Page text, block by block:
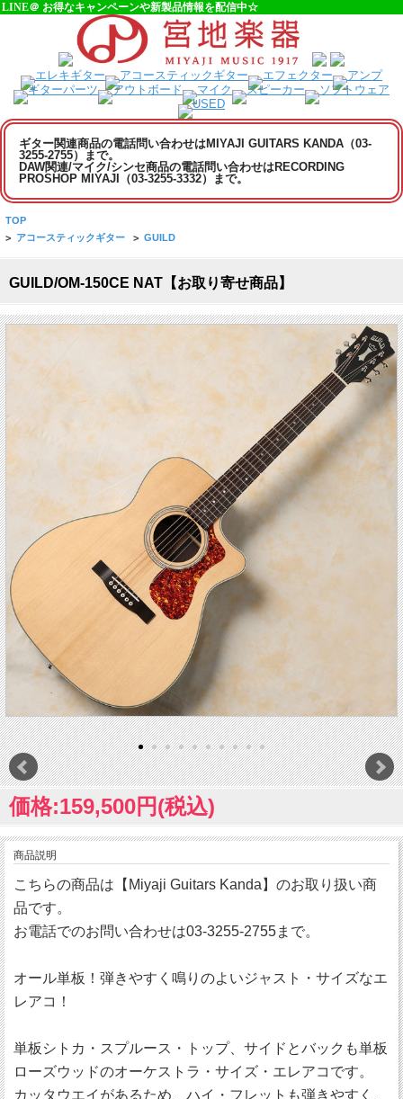
LINE＠ お得なキャンペーンや新製品情報を配信中☆
ギター関連商品の電話問い合わせはMIYAJI GUITARS KANDA（03-
3255-2755）まで。
DAW関連/マイク/シンセ商品の電話問い合わせはRECORDING
PROSHOP MIYAJI（03-3255-3332）まで。
TOP
> アコースティックギター > GUILD
GUILD/OM-150CE NAT【お取り寄せ商品】
価格:159,500円(税込)
商品説明
こちらの商品は【Miyaji Guitars Kanda】のお取り扱い商
品です。
お電話でのお問い合わせは03-3255-2755まで。
オール単板！弾きやすく鳴りのよいジャスト・サイズなエ
レアコ！
単板シトカ・スプルース・トップ、サイドとバックも単板
ローズウッドのオーケストラ・サイズ・エレアコです。
カッタウエイがあるため、ハイ・フレットも弾きやすく、